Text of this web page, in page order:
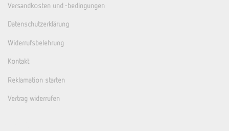
Versandkosten und -bedingungen
Datenschutzerklärung
Widerrufsbelehrung
Kontakt
Reklamation starten
Vertrag widerrufen